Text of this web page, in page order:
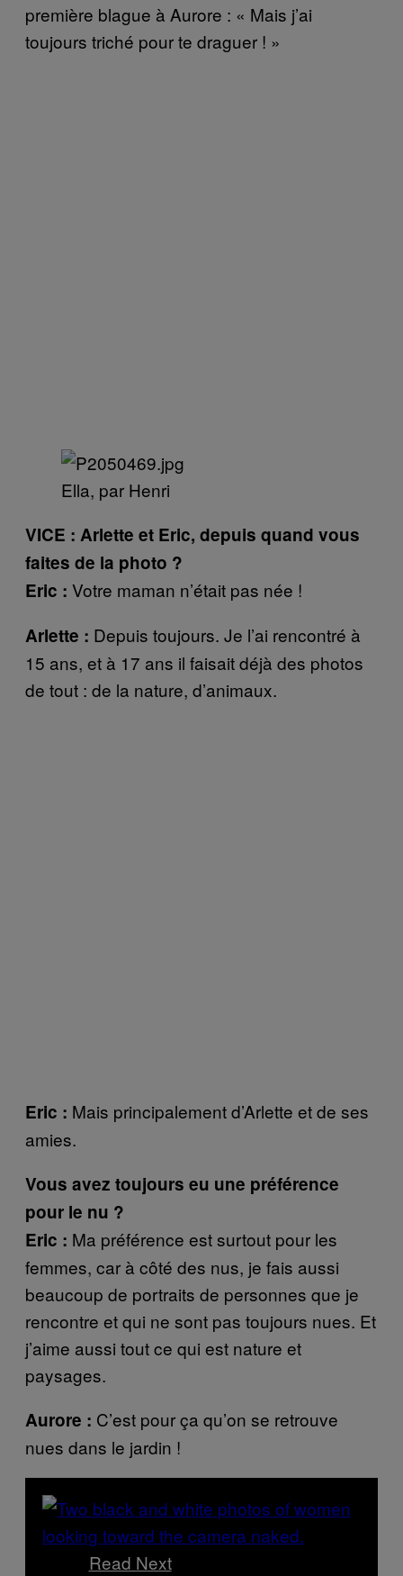
première blague à Aurore : « Mais j’ai
toujours triché pour te draguer ! »
Ella, par Henri
VICE : Arlette et Eric, depuis quand vous
faites de la photo ?
Eric : Votre maman n’était pas née !
Arlette : Depuis toujours. Je l’ai rencontré à
15 ans, et à 17 ans il faisait déjà des photos
de tout : de la nature, d’animaux.
Eric : Mais principalement d’Arlette et de ses
amies.
Vous avez toujours eu une préférence
pour le nu ?
Eric : Ma préférence est surtout pour les
femmes, car à côté des nus, je fais aussi
beaucoup de portraits de personnes que je
rencontre et qui ne sont pas toujours nues. Et
j’aime aussi tout ce qui est nature et
paysages.
Aurore : C’est pour ça qu’on se retrouve
nues dans le jardin !
Read Next